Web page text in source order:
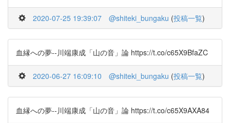
2020-07-25 19:39:07 @shiteki_bungaku (投稿一覧)
血縁への夢--川端康成「山の音」論 https://t.co/c65X9BfaZC
2020-06-27 16:09:10 @shiteki_bungaku (投稿一覧)
血縁への夢--川端康成「山の音」論 https://t.co/c65X9AXA84